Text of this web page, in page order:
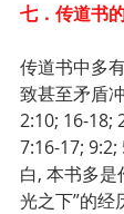
七．传道书
传道书中多
致甚至矛盾
2:10; 16-18;
7:16-17; 9:2;
白, 本书多是
光之下”的经